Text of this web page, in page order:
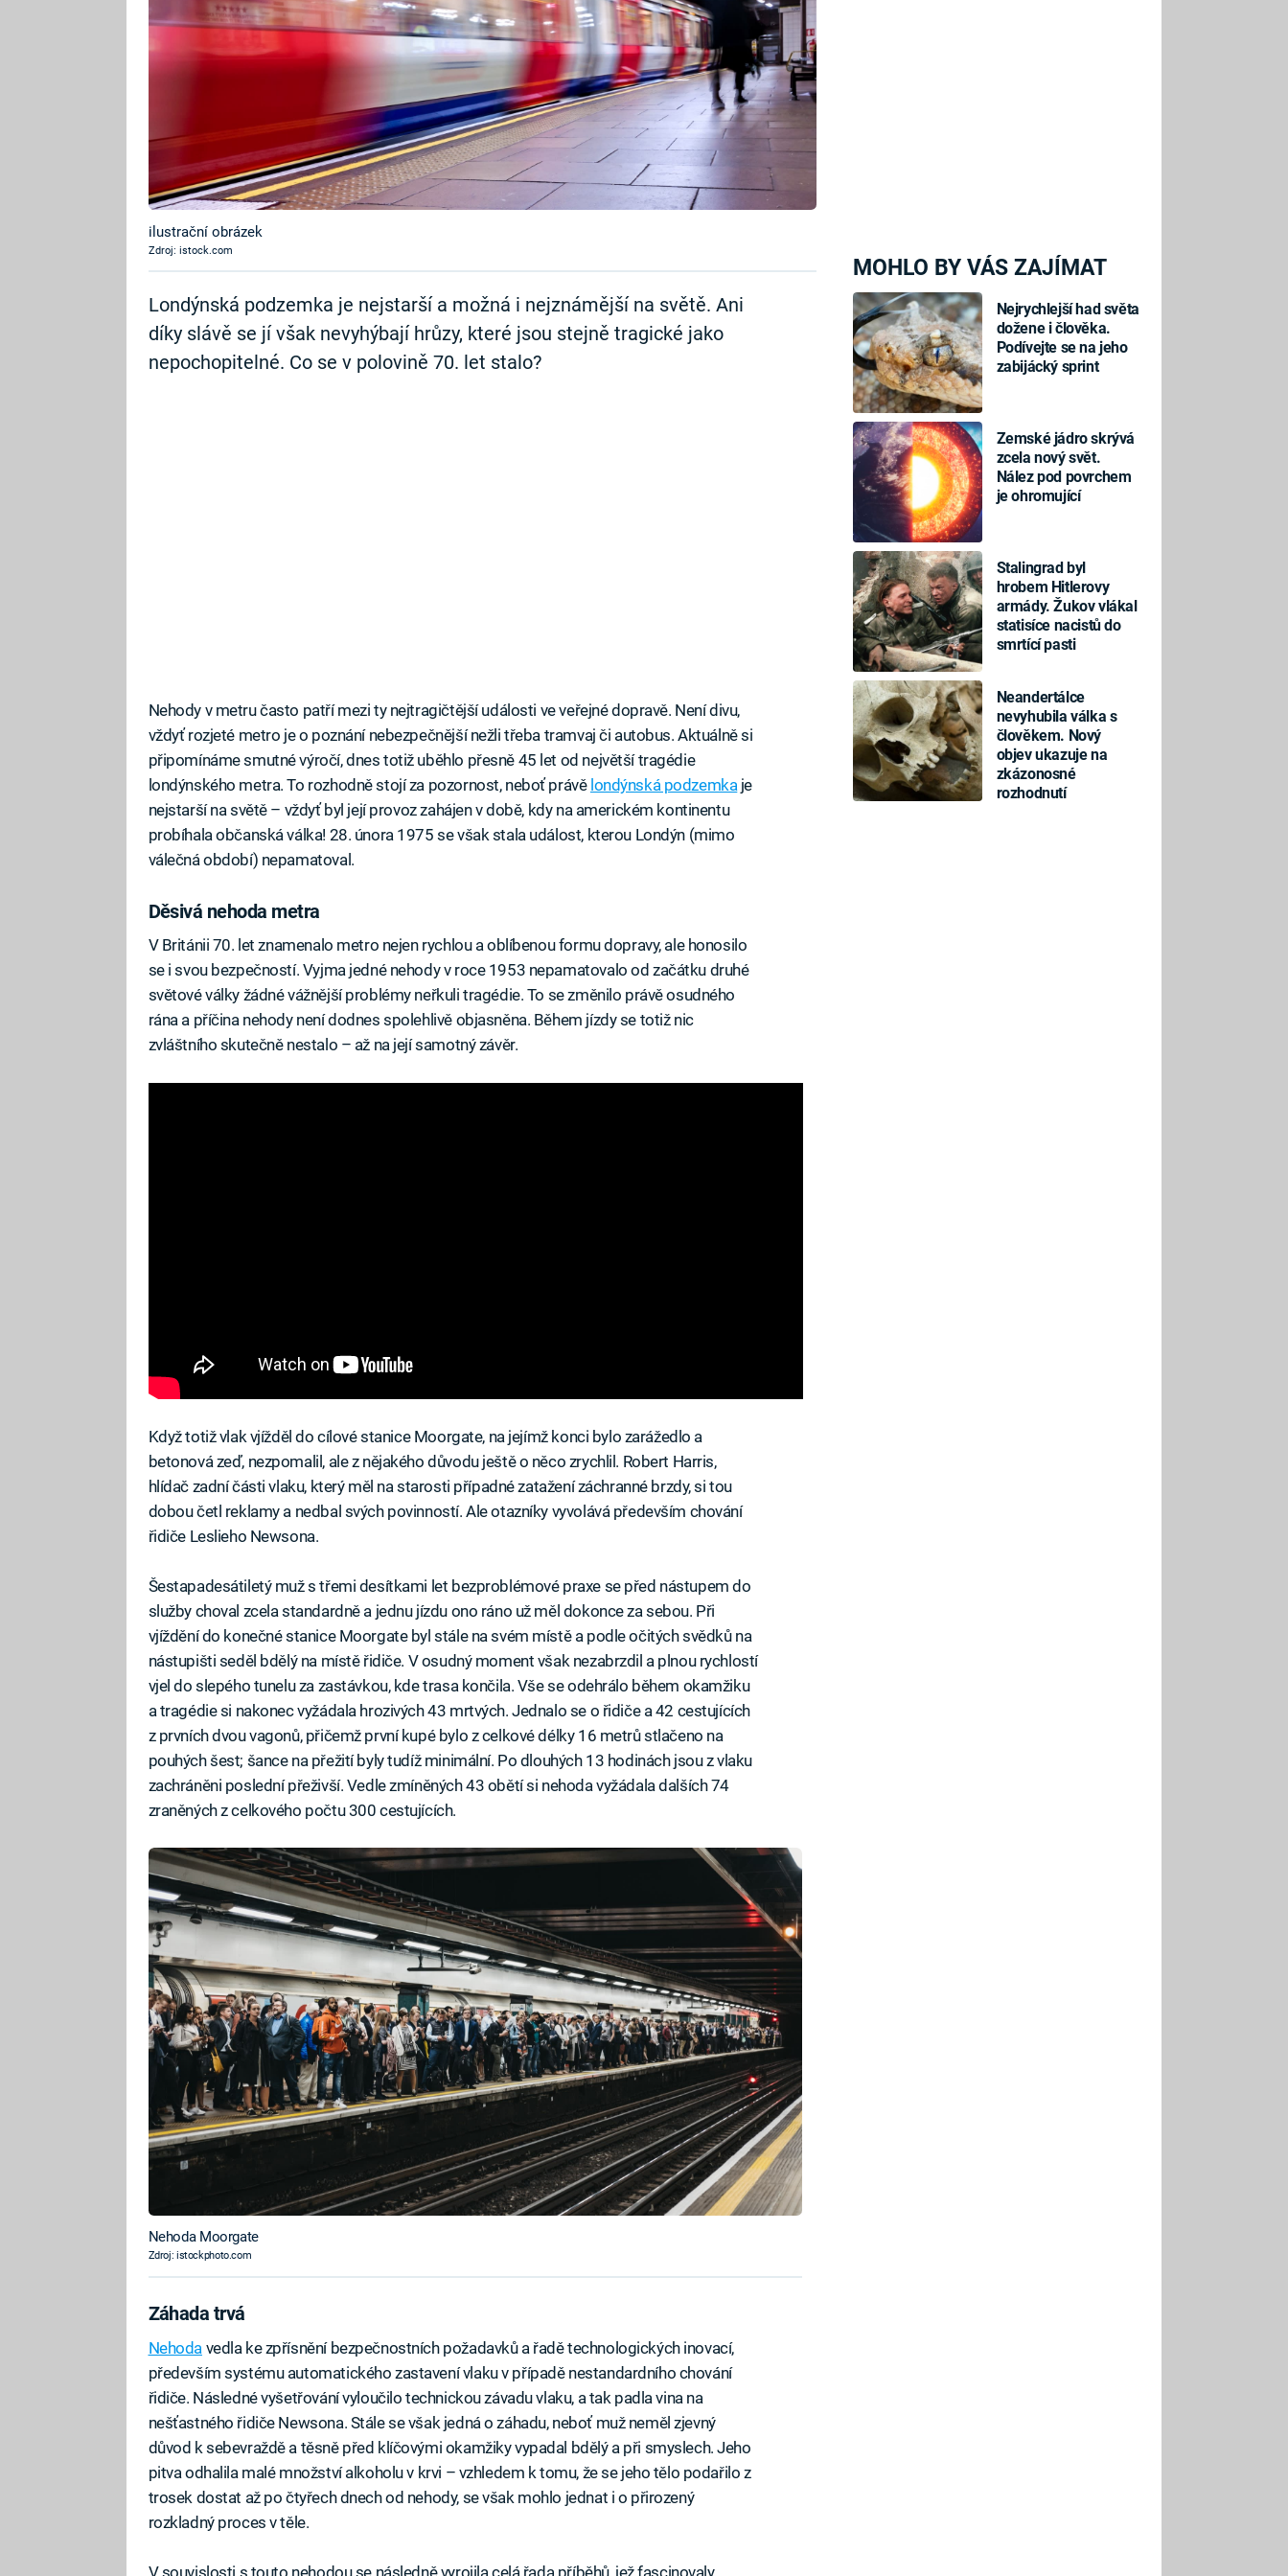
MOHLO BY VÁS ZAJÍMAT
Nejrychlejší had světa
dožene i člověka.
Podívejte se na jeho
zabijácký sprint
Zemské jádro skrývá
zcela nový svět.
Nález pod povrchem
je ohromující
Stalingrad byl
hrobem Hitlerovy
armády. Žukov vlákal
statisíce nacistů do
smrtící pasti
Neandertálce
nevyhubila válka s
člověkem. Nový
objev ukazuje na
zkázonosné
rozhodnutí
ilustrační obrázek
Zdroj: istock.com
Londýnská podzemka je nejstarší a možná i nejznámější na světě. Ani
díky slávě se jí však nevyhýbají hrůzy, které jsou stejně tragické jako
nepochopitelné. Co se v polovině 70. let stalo?
Nehody v metru často patří mezi ty nejtragičtější události ve veřejné dopravě. Není divu,
vždyť rozjeté metro je o poznání nebezpečnější nežli třeba tramvaj či autobus. Aktuálně si
připomínáme smutné výročí, dnes totiž uběhlo přesně 45 let od největší tragédie
londýnského metra. To rozhodně stojí za pozornost, neboť právě londýnská podzemka je
nejstarší na světě – vždyť byl její provoz zahájen v době, kdy na americkém kontinentu
probíhala občanská válka! 28. února 1975 se však stala událost, kterou Londýn (mimo
válečná období) nepamatoval.
Děsivá nehoda metra
V Británii 70. let znamenalo metro nejen rychlou a oblíbenou formu dopravy, ale honosilo
se i svou bezpečností. Vyjma jedné nehody v roce 1953 nepamatovalo od začátku druhé
světové války žádné vážnější problémy neřkuli tragédie. To se změnilo právě osudného
rána a příčina nehody není dodnes spolehlivě objasněna. Během jízdy se totiž nic
zvláštního skutečně nestalo – až na její samotný závěr.
Když totiž vlak vjížděl do cílové stanice Moorgate, na jejímž konci bylo zarážedlo a
betonová zeď, nezpomalil, ale z nějakého důvodu ještě o něco zrychlil. Robert Harris,
hlídač zadní části vlaku, který měl na starosti případné zatažení záchranné brzdy, si tou
dobou četl reklamy a nedbal svých povinností. Ale otazníky vyvolává především chování
řidiče Leslieho Newsona.
Šestapadesátiletý muž s třemi desítkami let bezproblémové praxe se před nástupem do
služby choval zcela standardně a jednu jízdu ono ráno už měl dokonce za sebou. Při
vjíždění do konečné stanice Moorgate byl stále na svém místě a podle očitých svědků na
nástupišti seděl bdělý na místě řidiče. V osudný moment však nezabrzdil a plnou rychlostí
vjel do slepého tunelu za zastávkou, kde trasa končila. Vše se odehrálo během okamžiku
a tragédie si nakonec vyžádala hrozivých 43 mrtvých. Jednalo se o řidiče a 42 cestujících
z prvních dvou vagonů, přičemž první kupé bylo z celkové délky 16 metrů stlačeno na
pouhých šest; šance na přežití byly tudíž minimální. Po dlouhých 13 hodinách jsou z vlaku
zachráněni poslední přeživší. Vedle zmíněných 43 obětí si nehoda vyžádala dalších 74
zraněných z celkového počtu 300 cestujících.
Nehoda Moorgate
Zdroj: istockphoto.com
Záhada trvá
Nehoda vedla ke zpřísnění bezpečnostních požadavků a řadě technologických inovací,
především systému automatického zastavení vlaku v případě nestandardního chování
řidiče. Následné vyšetřování vyloučilo technickou závadu vlaku, a tak padla vina na
nešťastného řidiče Newsona. Stále se však jedná o záhadu, neboť muž neměl zjevný
důvod k sebevraždě a těsně před klíčovými okamžiky vypadal bdělý a při smyslech. Jeho
pitva odhalila malé množství alkoholu v krvi – vzhledem k tomu, že se jeho tělo podařilo z
trosek dostat až po čtyřech dnech od nehody, se však mohlo jednat i o přirozený
rozkladný proces v těle.
V souvislosti s touto nehodou se následně vyrojila celá řada příběhů, jež fascinovaly